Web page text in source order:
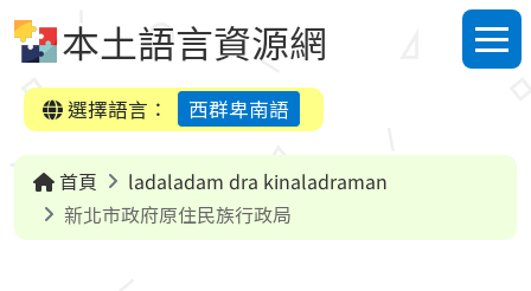
本土語言資源網
選單
選擇語言：
西群卑南語
首頁
ladaladam dra kinaladraman
新北市政府原住民族行政局